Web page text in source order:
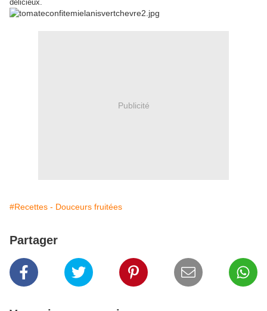
délicieux.
Publicité
#Recettes - Douceurs fruitées
Partager